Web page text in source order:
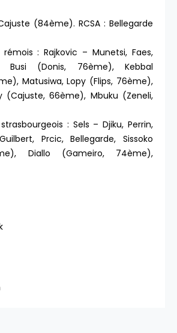
(84ème). RCSA : Bellegarde
: Rajkovic – Munetsi, Faes,
Busi (Donis, 76ème), Kebbal
Matusiwa, Lopy (Flips, 76ème),
(Cajuste, 66ème), Mbuku (Zeneli,
: Sels – Djiku, Perrin,
Prcic, Bellegarde, Sissoko
Diallo (Gameiro, 74ème),